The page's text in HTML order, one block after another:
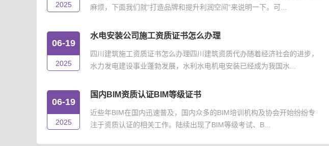
2025
麻烦，下面我们就“打造品牌和提升利润空间”来说明一下。可...
06-19
2025
水电安装公司施工资质证书怎么办理
四川建筑施工资质证书怎么办理四川建筑资质代办随着经济社会的进步，
水力发电建设事业蓬勃发展，水利水电机电安装已经成为我国水...
06-19
2025
国内BIM资质认证BIM等级证书
近些年BIM在国内迅速普及，国内众多的BIM培训机构及协会开始纷纷专
注于资质认证的相关工作。陆续出现了BIM等级考试、B...